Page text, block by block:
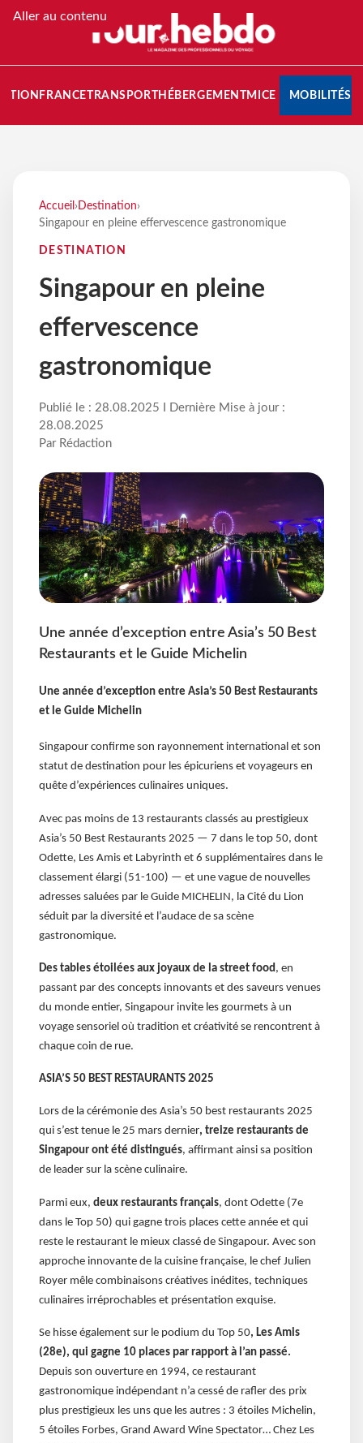
Aller au contenu
FRANCETRANSPORT HÉBERGEMENTMICE MOBILITÉS
Accueil › Destination›
Singapour en pleine effervescence gastronomique
DESTINATION
Singapour en pleine
effervescence
gastronomique
Publié le : 28.08.2025 I Dernière Mise à jour :
28.08.2025
Par Rédaction
Une année d’exception entre Asia’s 50 Best
Restaurants et le Guide Michelin
Une année d’exception entre Asia’s 50 Best Restaurants
et le Guide Michelin
Singapour confirme son rayonnement international et son
statut de destination pour les épicuriens et voyageurs en
quête d’expériences culinaires uniques.
Avec pas moins de 13 restaurants classés au prestigieux
Asia’s 50 Best Restaurants 2025 — 7 dans le top 50, dont
Odette, Les Amis et Labyrinth et 6 supplémentaires dans le
classement élargi (51-100) — et une vague de nouvelles
adresses saluées par le Guide MICHELIN, la Cité du Lion
séduit par la diversité et l’audace de sa scène
gastronomique.
Des tables étoilées aux joyaux de la street food , en
passant par des concepts innovants et des saveurs venues
du monde entier, Singapour invite les gourmets à un
voyage sensoriel où tradition et créativité se rencontrent à
chaque coin de rue.
ASIA’S 50 BEST RESTAURANTS 2025
Lors de la cérémonie des Asia’s 50 best restaurants 2025
qui s’est tenue le 25 mars dernier, treize restaurants de
Singapour ont été distingués, affirmant ainsi sa position
de leader sur la scène culinaire.
Parmi eux, deux restaurants français, dont Odette (7e
dans le Top 50) qui gagne trois places cette année et qui
reste le restaurant le mieux classé de Singapour. Avec son
approche innovante de la cuisine française, le chef Julien
Royer mêle combinaisons créatives inédites, techniques
culinaires irréprochables et présentation exquise.
Se hisse également sur le podium du Top 50, Les Amis
(28e), qui gagne 10 places par rapport à l’an passé.
Depuis son ouverture en 1994, ce restaurant
gastronomique indépendant n’a cessé de rafler des prix
plus prestigieux les uns que les autres : 3 étoiles Michelin,
5 étoiles Forbes, Grand Award Wine Spectator… Chez Les